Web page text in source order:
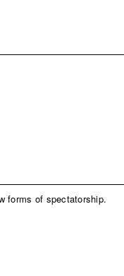
forms of spectatorship.